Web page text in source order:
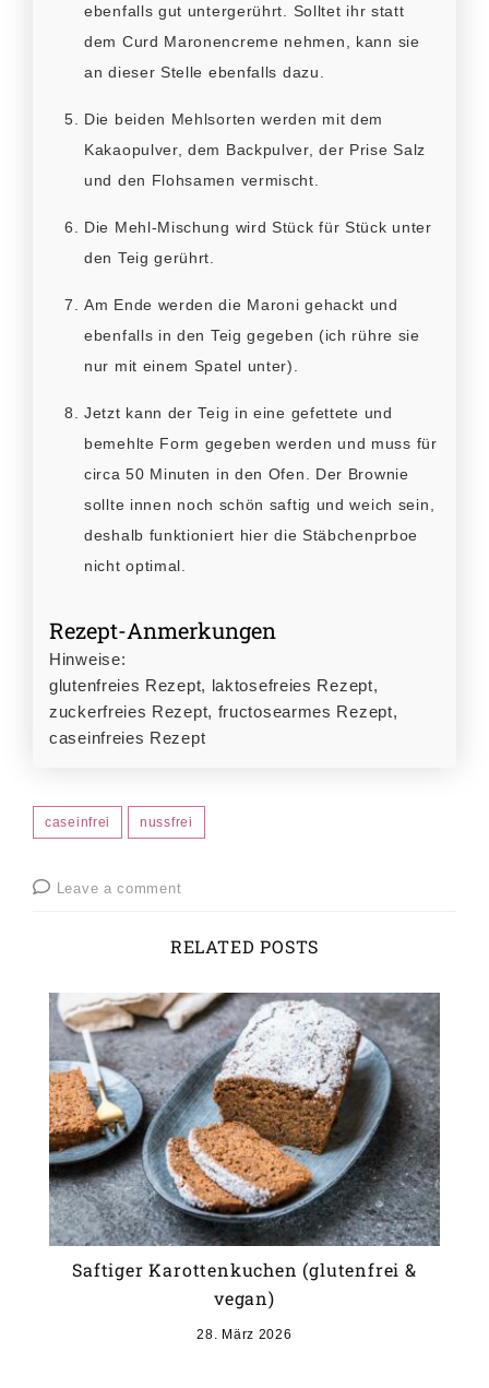
ebenfalls gut untergerührt. Solltet ihr statt
dem Curd Maronencreme nehmen, kann sie
an dieser Stelle ebenfalls dazu.
Die beiden Mehlsorten werden mit dem
Kakaopulver, dem Backpulver, der Prise Salz
und den Flohsamen vermischt.
Die Mehl-Mischung wird Stück für Stück unter
den Teig gerührt.
Am Ende werden die Maroni gehackt und
ebenfalls in den Teig gegeben (ich rühre sie
nur mit einem Spatel unter).
Jetzt kann der Teig in eine gefettete und
bemehlte Form gegeben werden und muss für
circa 50 Minuten in den Ofen. Der Brownie
sollte innen noch schön saftig und weich sein,
deshalb funktioniert hier die Stäbchenprboe
nicht optimal.
Rezept-Anmerkungen
Hinweise:
glutenfreies Rezept, laktosefreies Rezept,
zuckerfreies Rezept, fructosearmes Rezept,
caseinfreies Rezept
caseinfrei nussfrei
Leave a comment
RELATED POSTS
Saftiger Karottenkuchen (glutenfrei &
vegan)
28. März 2026